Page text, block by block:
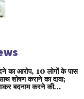
का आरोप, 10 लोगों के पास
शोषण कराने का दावा;
बदनाम करने की...